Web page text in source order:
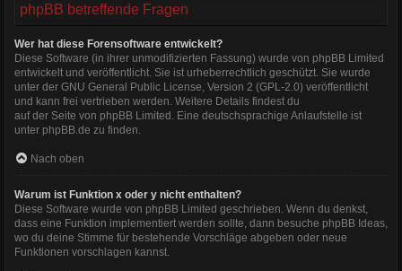
phpBB betreffende Fragen
Wer hat diese Forensoftware entwickelt?
Diese Software (in ihrer unmodifizierten Fassung) wurde von phpBB Limited
entwickelt und veröffentlicht. Sie ist urheberrechtlich geschützt. Sie wurde
unter der GNU General Public License, Version 2 (GPL-2.0) veröffentlicht
und kann frei vertrieben werden. Weitere Details findest du
auf der Seite von phpBB Limited . Eine deutschsprachige Anlaufstelle ist
unter phpBB.de zu finden.
Nach oben
Warum ist Funktion x oder y nicht enthalten?
Diese Software wurde von phpBB Limited geschrieben. Wenn du denkst,
dass eine Funktion implementiert werden sollte, dann besuche phpBB Ideas
wo du deine Stimme für bestehende Vorschläge abgeben oder neue
Funktionen vorschlagen kannst.